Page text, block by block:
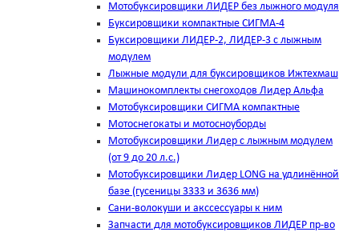
Мотобуксировщики ЛИДЕР без лыжного модуля
Буксировщики компактные СИГМА-4
Буксировщики ЛИДЕР-2, ЛИДЕР-3 c лыжным
модулем
Лыжные модули для буксировщиков Ижтехмаш
Машинокомплекты снегоходов Лидер Альфа
Мотобуксировщики СИГМА компактные
Мотоснегокаты и мотосноуборды
Мотобуксировщики Лидер с лыжным модулем
(от 9 до 20 л.с.)
Мотобуксировщики Лидер LONG на удлинённой
базе (гусеницы 3333 и 3636 мм)
Сани-волокуши и акссессуары к ним
Запчасти для мотобуксировщиков ЛИДЕР пр-во